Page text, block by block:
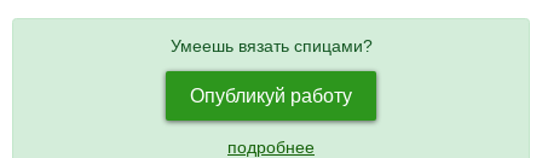
Умеешь вязать спицами?
Опубликуй работу
подробнее